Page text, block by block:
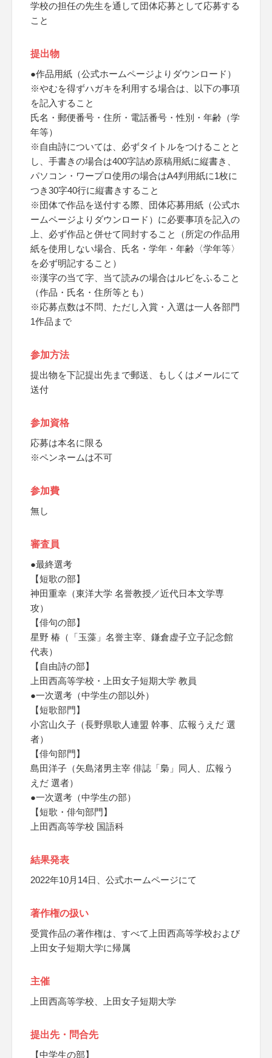
学校の担任の先生を通して団体応募として応募する
こと
提出物
●作品用紙（公式ホームページよりダウンロード）
※やむを得ずハガキを利用する場合は、以下の事項
を記入すること
氏名・郵便番号・住所・電話番号・性別・年齢（学
年等）
※自由詩については、必ずタイトルをつけることと
し、手書きの場合は400字詰め原稿用紙に縦書き、
パソコン・ワープロ使用の場合はA4判用紙に1枚に
つき30字40行に縦書きすること
※団体で作品を送付する際、団体応募用紙（公式ホ
ームページよりダウンロード）に必要事項を記入の
上、必ず作品と併せて同封すること（所定の作品用
紙を使用しない場合、氏名・学年・年齢〈学年等〉
を必ず明記すること）
※漢字の当て字、当て読みの場合はルビをふること
（作品・氏名・住所等とも）
※応募点数は不問、ただし入賞・入選は一人各部門
1作品まで
参加方法
提出物を下記提出先まで郵送、もしくはメールにて
送付
参加資格
応募は本名に限る
※ペンネームは不可
参加費
無し
審査員
●最終選考
【短歌の部】
神田重幸（東洋大学 名誉教授／近代日本文学専
攻）
【俳句の部】
星野 椿（「玉藻」名誉主宰、鎌倉虚子立子記念館
代表）
【自由詩の部】
上田西高等学校・上田女子短期大学 教員
●一次選考（中学生の部以外）
【短歌部門】
小宮山久子（長野県歌人連盟 幹事、広報うえだ 選
者）
【俳句部門】
島田洋子（矢島渚男主宰 俳誌「梟」同人、広報う
えだ 選者）
●一次選考（中学生の部）
【短歌・俳句部門】
上田西高等学校 国語科
結果発表
2022年10月14日、公式ホームページにて
著作権の扱い
受賞作品の著作権は、すべて上田西高等学校および
上田女子短期大学に帰属
主催
上田西高等学校、上田女子短期大学
提出先・問合先
【中学生の部】